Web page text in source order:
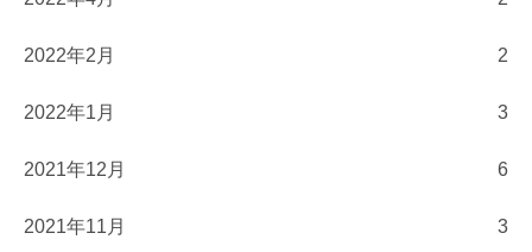
2022年2月 2
2022年1月 3
2021年12月 6
2021年11月 3